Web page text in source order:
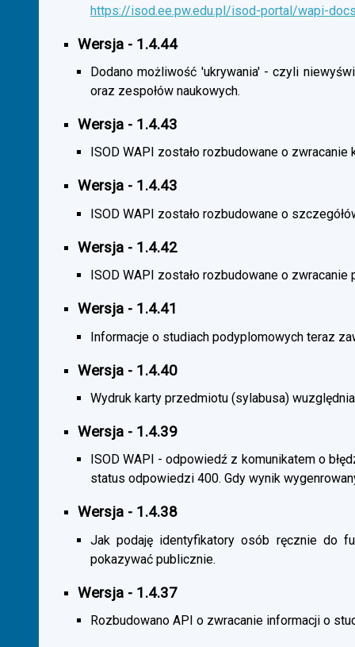
https://isod.ee.pw.edu.pl/isod-portal/wapi-
Wersja - 1.4.44
Dodano możliwość 'ukrywania' - czyli
oraz zespołów naukowych.
Wersja - 1.4.43
ISOD WAPI zostało rozbudowane o
Wersja - 1.4.43
ISOD WAPI zostało rozbudowane o
Wersja - 1.4.42
ISOD WAPI zostało rozbudowane o zwracanie
Wersja - 1.4.41
Informacje o studiach podyplomowych teraz
Wersja - 1.4.40
Wydruk karty przedmiotu (sylabusa)
Wersja - 1.4.39
ISOD WAPI - odpowiedź z komunikatem o
status odpowiedzi 400. Gdy wynik
Wersja - 1.4.38
Jak podaję identyfikatory osób ręcznie do
pokazywać publicznie.
Wersja - 1.4.37
Rozbudowano API o zwracanie informacji o